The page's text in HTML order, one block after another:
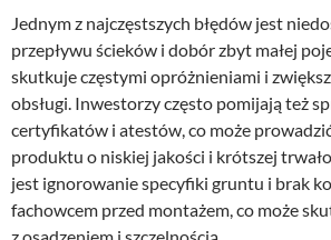
Jednym z najczęstszych błędów jest
przepływu ścieków i dobór zbyt małej
skutkuje częstymi opróżnieniami i
obsługi. Inwestorzy często pomijają też
certyfikatów i atestów, co może
produktu o niskiej jakości i krótszej
jest ignorowanie specyfiki gruntu i brak
fachowcem przed montażem, co może